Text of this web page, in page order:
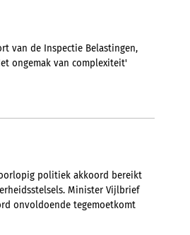
van de Inspectie Belastingen,
ongemak van complexiteit'
politiek akkoord bereikt
Minister Vijlbrief
onvoldoende tegemoetkomt